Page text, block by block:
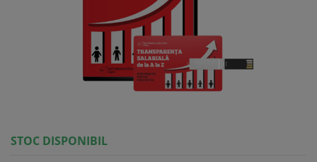
STOC DISPONIBIL